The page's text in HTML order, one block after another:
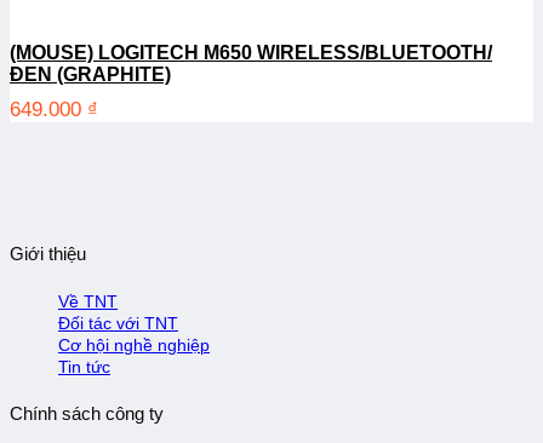
(MOUSE) LOGITECH M650 WIRELESS/BLUETOOTH/
ĐEN (GRAPHITE)
649.000 ₫
Giới thiệu
Về TNT
Đối tác với TNT
Cơ hội nghề nghiệp
Tin tức
Chính sách công ty